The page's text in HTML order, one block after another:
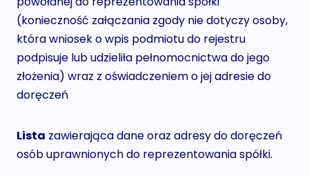
(konieczność załączania zgody nie dotyczy osoby,
która wniosek o wpis podmiotu do rejestru
podpisuje lub udzieliła pełnomocnictwa do jego
złożenia) wraz z oświadczeniem o jej adresie do
doręczeń
Lista zawierająca dane oraz adresy do doręczeń
osób uprawnionych do reprezentowania spółki.